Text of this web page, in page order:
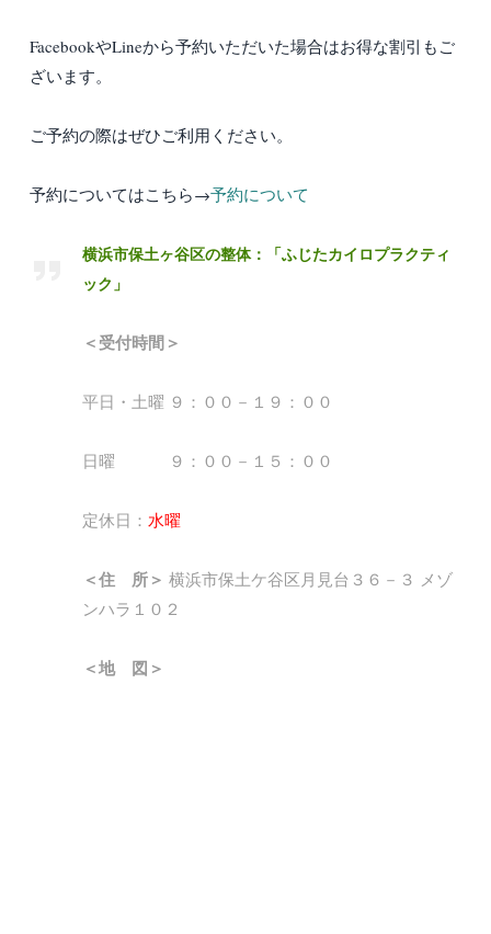
FacebookやLineから予約いただいた場合はお得な割引もご
ざいます。
ご予約の際はぜひご利用ください。
予約についてはこちら→予約について
横浜市保土ヶ谷区の整体：「ふじたカイロプラクティ
ック」
＜受付時間＞
平日・土曜 ９：００－１９：００
日曜 ９：００－１５：００
定休日： 水曜
＜住 所＞ 横浜市保土ケ谷区月見台３６－３ メゾ
ンハラ１０２
＜地 図＞